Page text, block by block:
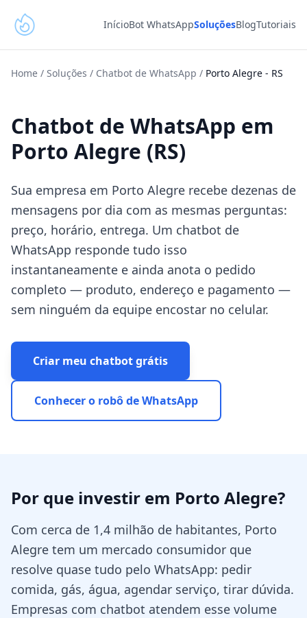
InícioBot WhatsAppSoluçõesBlogTutoriais
Home / Soluções / Chatbot de WhatsApp / Porto Alegre - RS
Chatbot de WhatsApp em
Porto Alegre (RS)
Sua empresa em Porto Alegre recebe dezenas de
mensagens por dia com as mesmas perguntas:
preço, horário, entrega. Um chatbot de
WhatsApp responde tudo isso
instantaneamente e ainda anota o pedido
completo — produto, endereço e pagamento —
sem ninguém da equipe encostar no celular.
Criar meu chatbot grátis
Conhecer o robô de WhatsApp
Por que investir em Porto Alegre?
Com cerca de 1,4 milhão de habitantes, Porto
Alegre tem um mercado consumidor que
resolve quase tudo pelo WhatsApp: pedir
comida, gás, água, agendar serviço, tirar dúvida.
Empresas com chatbot atendem esse volume